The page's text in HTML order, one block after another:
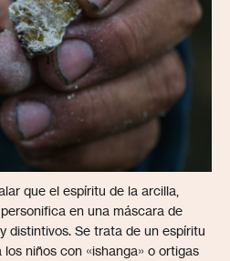
que el espíritu de la arcilla,
en una máscara de
distintivos. Se trata de un espíritu
niños con «ishanga» o ortigas